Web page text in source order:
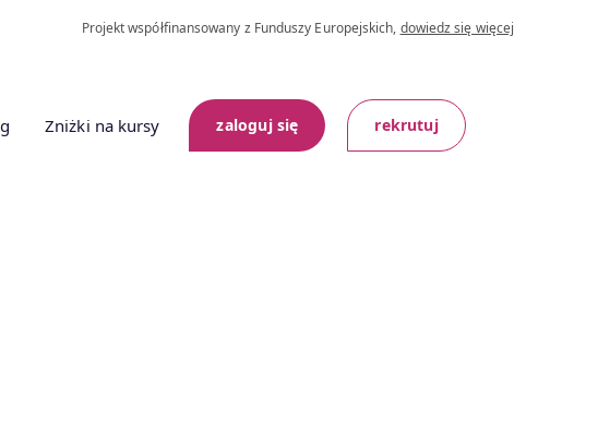
Projekt współfinansowany z Funduszy Europejskich, dowiedz się więcej
Zniżki na kursy zaloguj się rekrutuj